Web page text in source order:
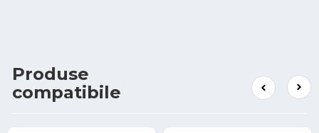
Produse
compatibile